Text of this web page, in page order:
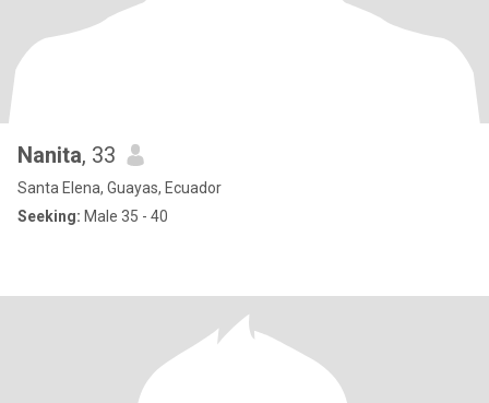
Nanita, 33
Santa Elena, Guayas, Ecuador
Seeking: Male 35 - 40